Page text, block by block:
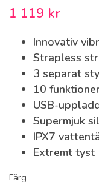
1 119 kr
Innovativ
Strapless
3 separat
10
USB-
Supermjuk
IPX7
Extremt tyst
Färg